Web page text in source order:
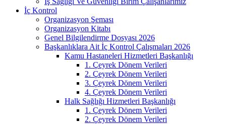
İç Kontrol
Organizasyon Şeması
Organizasyon Kitabı
Genel Bilgilendirme Dosyası 2026
Başkanlıklara Ait İç Kontrol Çalışmaları 2026
Kamu Hastaneleri Hizmetleri Başkanlığı
1. Çeyrek Dönem Verileri
2. Çeyrek Dönem Verileri
3. Çeyrek Dönem Verileri
4. Çeyrek Dönem Verileri
Halk Sağlığı Hizmetleri Başkanlığı
1. Çeyrek Dönem Verileri
2. Çeyrek Dönem Verileri